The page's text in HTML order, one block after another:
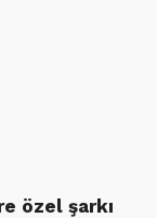
özel şarkı